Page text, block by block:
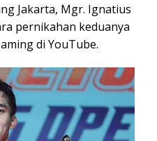
Jakarta, Mgr. Ignatius
pernikahan keduanya
di YouTube.